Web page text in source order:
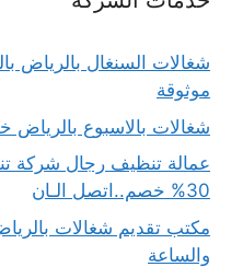
شغالات السنغال بالرياض
موثوقة
شغالات بالاسبوع بالرياض خدمة
عمالة تنظيف رجال شركة
30% خصم..اتصل الـان
مكتب تقديم شغالات
والساعة